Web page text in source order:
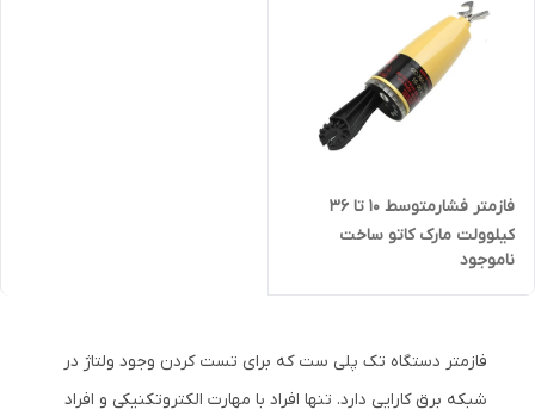
فازمتر فشارمتوسط 10 تا 36
کیلوولت مارک کاتو ساخت
فرانسه مدل CC-765-10/36-K
ناموجود
فازمتر دستگاه تک پلی ست که برای تست کردن وجود ولتاژ در
شبکه برق کارایی دارد. تنها افراد با مهارت الکتروتکنیکی و افراد